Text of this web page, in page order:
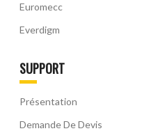
Euromecc
Everdigm
SUPPORT
Présentation
Demande De Devis